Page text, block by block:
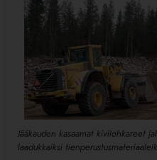
Jääkauden kasaamat kivilohkareet
laadukkaiksi